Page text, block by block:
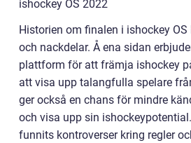
ishockey OS 2022
Historien om finalen i ishockey
och nackdelar. Å ena sidan
plattform för att främja ishockey
att visa upp talangfulla spelare
ger också en chans för mindre
och visa upp sin
funnits kontroverser kring regler